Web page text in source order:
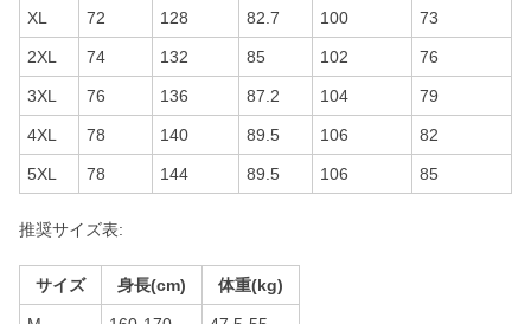
XL 72 128 82.7 100 73
2XL 74 132 85 102 76
3XL 76 136 87.2 104 79
4XL 78 140 89.5 106 82
5XL 78 144 89.5 106 85
推奨サイズ表:
サイズ 身長(cm) 体重(kg)